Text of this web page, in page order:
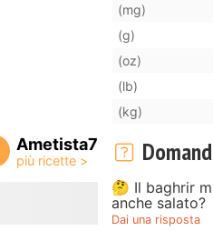
Ametista7
(mg)
(g)
(oz)
(lb)
(kg)
🤔 Il baghrir
anche salato?
Dai una risposta